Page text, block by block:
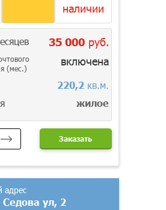
наличии
35 000руб.
(мес.)
включена
220,2кв.м.
жилое
Заказать
адрес
Седова ул, 2